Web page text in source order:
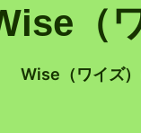
（
Wise（ワイズ